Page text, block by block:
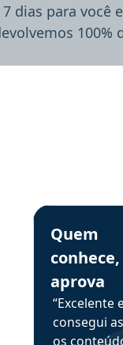
dias para você
100%
em
Estudante
Quem
conhece,
aprova
“Excelente
consegui
os